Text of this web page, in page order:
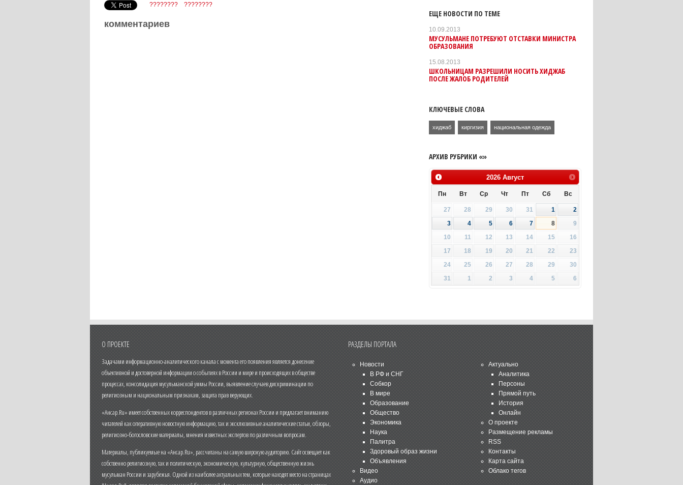
???????? ????????
комментариев
ЕЩЕ НОВОСТИ ПО ТЕМЕ
10.09.2013
МУСУЛЬМАНЕ ПОТРЕБУЮТ ОТСТАВКИ МИНИСТРА
ОБРАЗОВАНИЯ
15.08.2013
ШКОЛЬНИЦАМ РАЗРЕШИЛИ НОСИТЬ ХИДЖАБ
ПОСЛЕ ЖАЛОБ РОДИТЕЛЕЙ
КЛЮЧЕВЫЕ СЛОВА
хиджаб киргизия национальная одежда
АРХИВ РУБРИКИ «»
2026 Август
Пн Вт Ср Чт Пт Сб Вс
27 28 29 30 31 1
2
3
4 5 6 7 8
9
10
11 12 13 14 15
16
17
18 19 20 21 22
23
24
25 26 27 28 29
30
31
1 2 3 4 5 6
О ПРОЕКТЕ
Задачами информационно-аналитического канала с момента его появления является донесение
объективной и достоверной информации о событиях в России и мире и происходящих в обществе
процессах, консолидация мусульманской уммы России, выявление случаев дискриминации по
религиозным и национальным признакам, защита прав верующих.
«Ансар.Ru» имеет собственных корреспондентов в различных регионах России и предлагает вниманию
читателей как оперативную новостную информацию, так и эксклюзивные аналитические статьи, обзоры,
религиозно-богословские материалы, мнения известных экспертов по различным вопросам.
Материалы, публикуемые на «Ансар.Ru», рассчитаны на самую широкую аудиторию. Сайт освещает как
собственно религиозную, так и политическую, экономическую, культурную, общественную жизнь
мусульман России и зарубежья. Одной из наиболее актуальных тем, которые находят место на страницах
РАЗДЕЛЫ ПОРТАЛА
Новости
В РФ и СНГ
Собкор
В мире
Образование
Общество
Экономика
Наука
Палитра
Здоровый образ жизни
Объявления
Видео
Аудио
Актуально
Аналитика
Персоны
Прямой путь
История
Онлайн
О проекте
Размещение рекламы
RSS
Контакты
Карта сайта
Облако тегов